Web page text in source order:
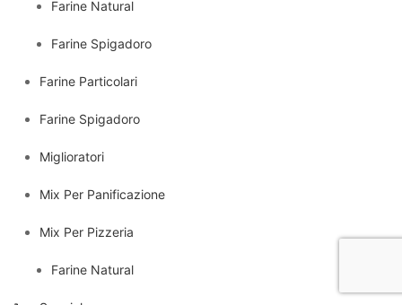
Farine Natural
Farine Spigadoro
Farine Particolari
Farine Spigadoro
Miglioratori
Mix Per Panificazione
Mix Per Pizzeria
Farine Natural